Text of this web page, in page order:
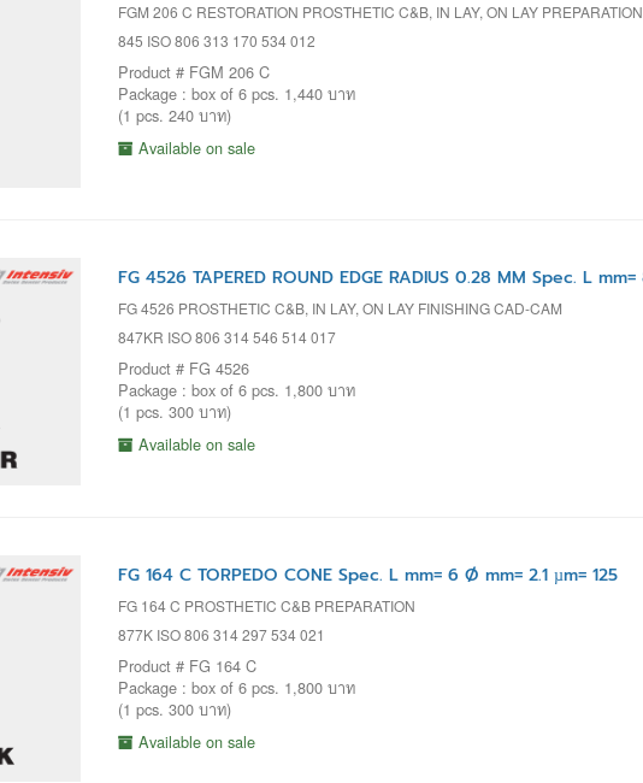
FGM 206 C RESTORATION PROSTHETIC C&B, IN LAY, ON LAY PREPARATION
845 ISO 806 313 170 534 012
Product # FGM 206 C
Package : box of 6 pcs. 1,440 บาท
(1 pcs. 240 บาท)
Available on sale
FG 4526 TAPERED ROUND EDGE RADIUS 0.28 MM Spec. L
FG 4526 PROSTHETIC C&B, IN LAY, ON LAY FINISHING CAD-CAM
847KR ISO 806 314 546 514 017
Product # FG 4526
Package : box of 6 pcs. 1,800 บาท
(1 pcs. 300 บาท)
Available on sale
FG 164 C TORPEDO CONE Spec. L mm= 6 Ø mm= 2.1 µm= 125
FG 164 C PROSTHETIC C&B PREPARATION
877K ISO 806 314 297 534 021
Product # FG 164 C
Package : box of 6 pcs. 1,800 บาท
(1 pcs. 300 บาท)
Available on sale